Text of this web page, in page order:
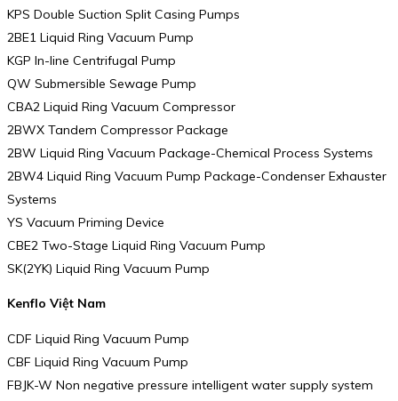
KPS Double Suction Split Casing Pumps
2BE1 Liquid Ring Vacuum Pump
KGP In-line Centrifugal Pump
QW Submersible Sewage Pump
CBA2 Liquid Ring Vacuum Compressor
2BWX Tandem Compressor Package
2BW Liquid Ring Vacuum Package-Chemical Process Systems
2BW4 Liquid Ring Vacuum Pump Package-Condenser Exhauster
Systems
YS Vacuum Priming Device
CBE2 Two-Stage Liquid Ring Vacuum Pump
SK(2YK) Liquid Ring Vacuum Pump
Kenflo Việt Nam
CDF Liquid Ring Vacuum Pump
CBF Liquid Ring Vacuum Pump
FBJK-W Non negative pressure intelligent water supply system